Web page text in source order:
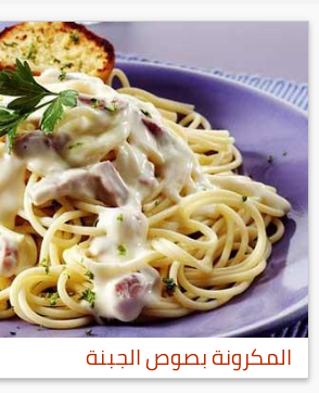
المكرونة بصوص الجبنة